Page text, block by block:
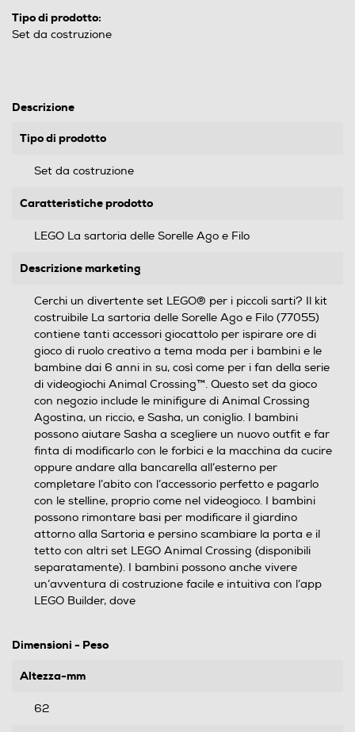
Tipo di prodotto:
Set da costruzione
Descrizione
Tipo di prodotto
Set da costruzione
Caratteristiche prodotto
LEGO La sartoria delle Sorelle Ago e Filo
Descrizione marketing
Cerchi un divertente set LEGO® per i piccoli sarti? Il kit
costruibile La sartoria delle Sorelle Ago e Filo (77055)
contiene tanti accessori giocattolo per ispirare ore di
gioco di ruolo creativo a tema moda per i bambini e le
bambine dai 6 anni in su, così come per i fan della serie
di videogiochi Animal Crossing™. Questo set da gioco
con negozio include le minifigure di Animal Crossing
Agostina, un riccio, e Sasha, un coniglio. I bambini
possono aiutare Sasha a scegliere un nuovo outfit e far
finta di modificarlo con le forbici e la macchina da cucire
oppure andare alla bancarella all’esterno per
completare l’abito con l’accessorio perfetto e pagarlo
con le stelline, proprio come nel videogioco. I bambini
possono rimontare basi per modificare il giardino
attorno alla Sartoria e persino scambiare la porta e il
tetto con altri set LEGO Animal Crossing (disponibili
separatamente). I bambini possono anche vivere
un’avventura di costruzione facile e intuitiva con l’app
LEGO Builder, dove
Dimensioni - Peso
Altezza-mm
62